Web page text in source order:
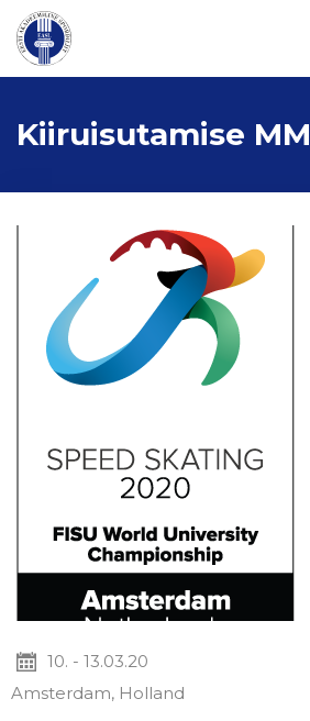
Kiiruisutamise MM
10. - 13.03.20
Amsterdam, Holland